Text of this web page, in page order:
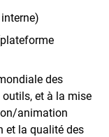
des
et à la mise
animation
et la qualité des